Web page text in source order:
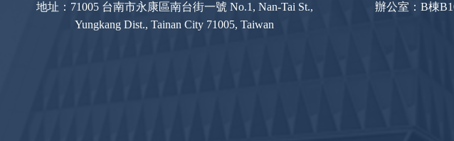
地址：71005 台南市永康區南台街一號 No.1, Nan-Tai St.,
Yungkang Dist., Tainan City 71005, Taiwan
辦公室：B棟